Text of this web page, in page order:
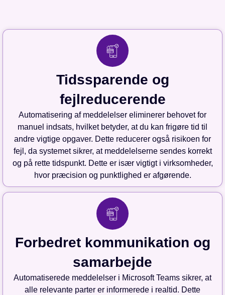
Tidssparende og
fejlreducerende
Automatisering af meddelelser eliminerer behovet for
manuel indsats, hvilket betyder, at du kan frigøre tid til
andre vigtige opgaver. Dette reducerer også risikoen for
fejl, da systemet sikrer, at meddelelserne sendes korrekt
og på rette tidspunkt. Dette er især vigtigt i virksomheder,
hvor præcision og punktlighed er afgørende.
Forbedret kommunikation og
samarbejde
Automatiserede meddelelser i Microsoft Teams sikrer, at
alle relevante parter er informerede i realtid. Dette